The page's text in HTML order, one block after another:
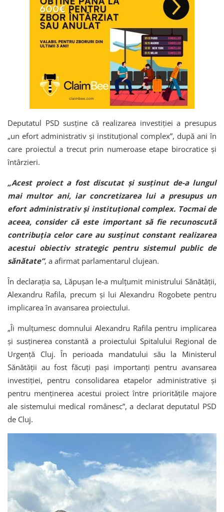
Deputatul PSD susține că realizarea investiției a presupus
„un efort administrativ și instituțional complex”, după ani în
care proiectul a trecut prin numeroase etape birocratice și
întârzieri.
„Acest proiect a fost discutat și susținut de-a lungul
mai multor ani, iar concretizarea lui a presupus un
efort administrativ și instituțional complex. Tocmai de
aceea, consider că este important să fie recunoscută
contribuția celor care au susținut constant realizarea
acestui obiectiv strategic pentru sistemul public de
sănătate”, a afirmat parlamentarul clujean.
În declarația sa, Lăpușan le-a mulțumit ministrului Sănătății,
Alexandru Rafila, precum și luiAlexandru Rogobetepentru
implicarea în avansarea proiectului.
„Îi mulțumesc domnului Alexandru Rafila pentru implicarea
și susținerea constantă a proiectului Spitalului Regional de
Urgență Cluj. În perioada mandatului său la Ministerul
Sănătății au fost făcuți pași importanți pentru avansarea
investiției, pentru consolidarea etapelor administrative și
pentru menținerea acestui proiect între prioritățile majore
ale sistemului medical românesc”, a declarat deputatul PSD
de Cluj.